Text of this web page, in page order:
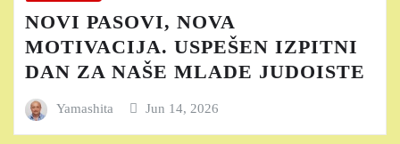
NOVI PASOVI, NOVA
MOTIVACIJA. USPEŠEN IZPITNI
DAN ZA NAŠE MLADE JUDOISTE
Yamashita Jun 14, 2026